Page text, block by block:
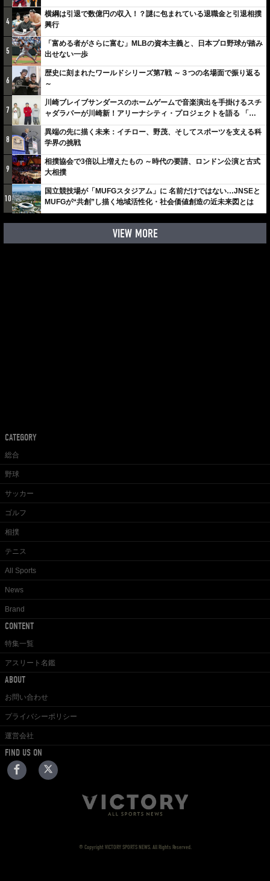
4
横綱は引退で数億円の収入！？謎に包まれている退職金と引退相撲
興行
5
「富める者がさらに富む」MLBの資本主義と、日本プロ野球が踏み
出せない一歩
6
歴史に刻まれたワールドシリーズ第7戦 ～３つの名場面で振り返る
～
7
川崎ブレイブサンダースのホームゲームで音楽演出を手掛けるスチ
ャダラパーが川崎新！アリーナシティ・プロジェクトを語る 「楽
しみでしかないでしょ。川崎は、ずっと成長曲線だから」
8
異端の先に描く未来：イチロー、野茂、そしてスポーツを支える科
学界の挑戦
9
相撲協会で3倍以上増えたもの ～時代の要請、ロンドン公演と古式
大相撲
10
国立競技場が「MUFGスタジアム」に 名前だけではない…JNSEと
MUFGが“共創”し描く地域活性化・社会価値創造の近未来図とは
VIEW MORE
CATEGORY
総合
野球
サッカー
ゴルフ
相撲
テニス
All Sports
News
Brand
CONTENT
特集一覧
アスリート名鑑
ABOUT
お問い合わせ
プライバシーポリシー
運営会社
FIND US ON
© Copyright VICTORY SPORTS NEWS. All Rights Reserved.